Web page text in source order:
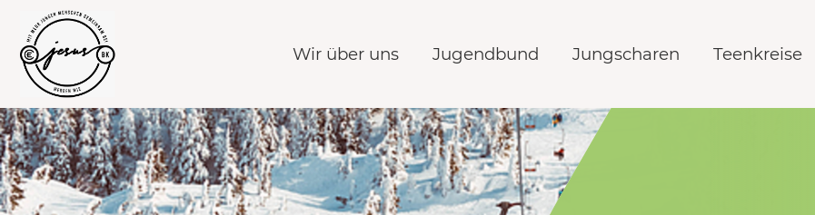
Wir über uns Jugendbund Jungscharen Teenkreise